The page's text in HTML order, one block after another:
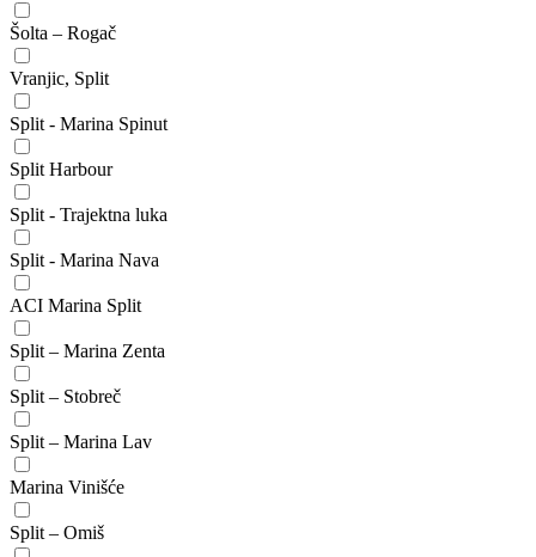
Šolta – Rogač
Vranjic, Split
Split - Marina Spinut
Split Harbour
Split - Trajektna luka
Split - Marina Nava
ACI Marina Split
Split – Marina Zenta
Split – Stobreč
Split – Marina Lav
Marina Vinišće
Split – Omiš